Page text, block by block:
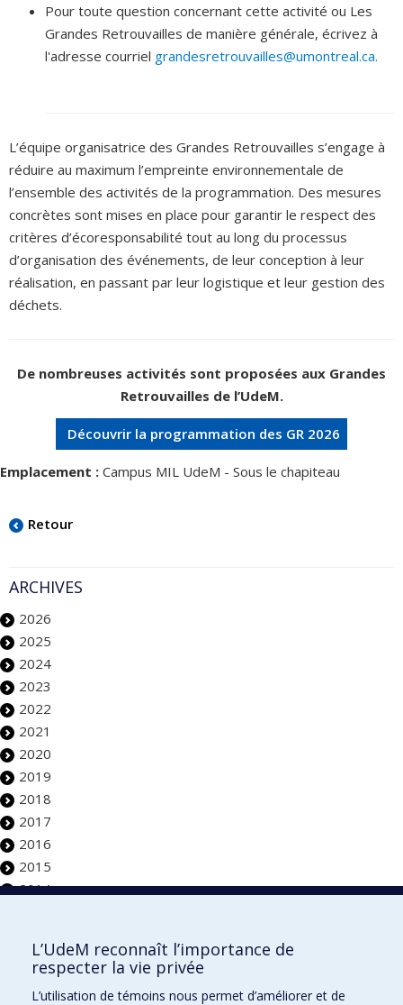
Pour toute question concernant cette activité ou Les
Grandes Retrouvailles de manière générale, écrivez à
l'adresse courriel grandesretrouvailles@umontreal.ca.
L’équipe organisatrice des Grandes Retrouvailles s’engage à
réduire au maximum l’empreinte environnementale de
l’ensemble des activités de la programmation. Des mesures
concrètes sont mises en place pour garantir le respect des
critères d’écoresponsabilité tout au long du processus
d’organisation des événements, de leur conception à leur
réalisation, en passant par leur logistique et leur gestion des
déchets.
De nombreuses activités sont proposées aux Grandes
Retrouvailles de l’UdeM.
Découvrir la programmation des GR 2026
Emplacement : Campus MIL UdeM - Sous le chapiteau
Retour
ARCHIVES
2026
2025
2024
2023
2022
2021
2020
2019
2018
2017
2016
2015
2014
Faculté de l'aménagement
L’UdeM reconnaît l’importance de
respecter la vie privée
L’utilisation de témoins nous permet d’améliorer et de